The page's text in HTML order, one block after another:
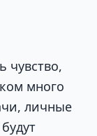
чувство,
много
личные